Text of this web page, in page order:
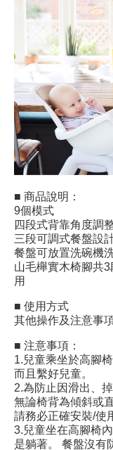
■ 商品說明：
9個模式
四段式背靠角度調
三段可調式餐盤設
餐盤可放置洗碗機
山毛櫸實木椅腳共
用
■ 使用方式
其他操作及注意事
■ 注意事項：
1.兒童乘坐於高腳
而且繫好兒童。
2.為防止因滑出、
無論椅背為傾斜或
請務必正確安裝/使
3.兒童坐在高腳椅
是躺著。 餐盤沒有